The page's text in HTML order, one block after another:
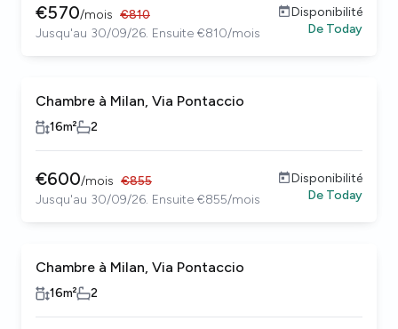
€570/mois €810
Jusqu'au 30/09/26. Ensuite €810/mois
Disponibilité
De Today
Chambre à Milan, Via Pontaccio
16m² 2
€600/mois €855
Jusqu'au 30/09/26. Ensuite €855/mois
Disponibilité
De Today
Chambre à Milan, Via Pontaccio
16m² 2